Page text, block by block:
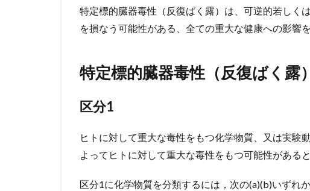
特定標的臓器毒性（反復ばく露）は、可逆的若しく
を損なう可能性がある、全ての重大な健康への影響を
特定標的臓器毒性（反復ばく露
区分1
ヒトに対して重大な毒性をもつ化学物質、又は実験
よってヒトに対して重大な毒性をもつ可能性がある
区分1に化学物質を分類するには，次の(a)(b)いずれ